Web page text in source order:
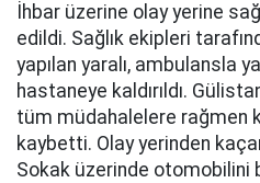
İhbar üzerine olay yerine
edildi. Sağlık ekipleri
yapılan yaralı, ambulansla
hastaneye kaldırıldı.
tüm müdahalelere rağmen
kaybetti. Olay yerinden
Sokak üzerinde otomobilini